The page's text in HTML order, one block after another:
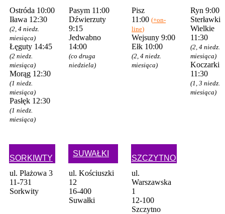
Ostróda 10:00
Iława 12:30
(2, 4 niedz.
miesiąca)
Łęguty 14:45
(2 niedz.
miesiąca)
Morąg 12:30
(1 niedz.
miesiąca)
Pasłęk 12:30
(1 niedz.
miesiąca)
Pasym 11:00
Dźwierzuty
9:15
Jedwabno
14:00
(co druga
niedziela)
Pisz
11:00 (+on-
line)
Wejsuny 9:00
Ełk 10:00
(2, 4 niedz.
miesiąca)
Ryn 9:00
Sterławki
Wielkie
11:30
(2, 4 niedz.
miesiąca)
Koczarki
11:30
(1, 3 niedz.
miesiąca)
SORKIWTY
SUWAŁKI
SZCZYTNO
ul. Plażowa 3
11-731
Sorkwity
ul. Kościuszki
12
16-400
Suwałki
ul.
Warszawska
1
12-100
Szczytno